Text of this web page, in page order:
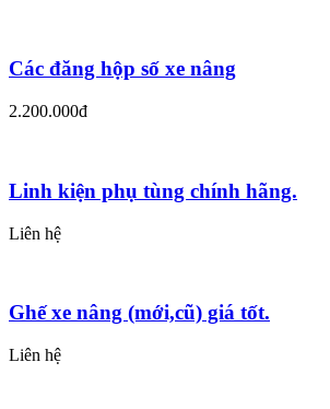
Các đăng hộp số xe nâng
2.200.000đ
Linh kiện phụ tùng chính hãng.
Liên hệ
Ghế xe nâng (mới,cũ) giá tốt.
Liên hệ